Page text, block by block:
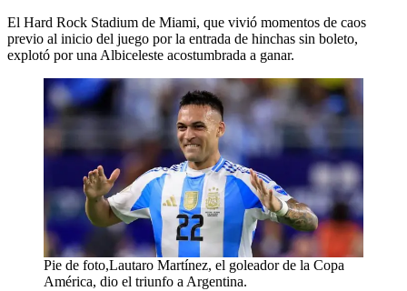
El Hard Rock Stadium de Miami, que vivió momentos de caos
previo al inicio del juego por la entrada de hinchas sin boleto,
explotó por una Albiceleste acostumbrada a ganar.
Pie de foto,Lautaro Martínez, el goleador de la Copa
América, dio el triunfo a Argentina.